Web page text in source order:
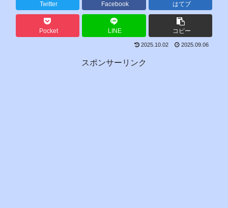
Twitter Facebook はてブ
Pocket LINE コピー
2025.10.02 2025.09.06
スポンサーリンク